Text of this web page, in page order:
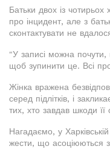
Батьки двох із
про інцидент, але з
сконтактувати не
"У записі можна почути,
щоб зупинити це. Всі
Жінка вражена
серед підлітків, і
тих, хто завдав шкоди її
Нагадаємо, у Харківській
жести, що асоціюються